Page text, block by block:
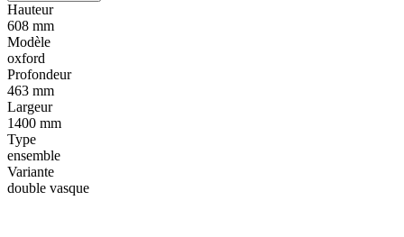
Hauteur
608 mm
Modèle
oxford
Profondeur
463 mm
Largeur
1400 mm
Type
ensemble
Variante
double vasque